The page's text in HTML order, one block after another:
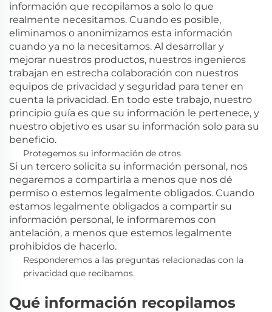
información que recopilamos a solo lo que
realmente necesitamos. Cuando es posible,
eliminamos o anonimizamos esta información
cuando ya no la necesitamos. Al desarrollar y
mejorar nuestros productos, nuestros ingenieros
trabajan en estrecha colaboración con nuestros
equipos de privacidad y seguridad para tener en
cuenta la privacidad. En todo este trabajo, nuestro
principio guía es que su información le pertenece, y
nuestro objetivo es usar su información solo para su
beneficio.
Protegemos su información de otros
Si un tercero solicita su información personal, nos
negaremos a compartirla a menos que nos dé
permiso o estemos legalmente obligados. Cuando
estamos legalmente obligados a compartir su
información personal, le informaremos con
antelación, a menos que estemos legalmente
prohibidos de hacerlo.
Responderemos a las preguntas relacionadas con la
privacidad que recibamos.
Qué información recopilamos